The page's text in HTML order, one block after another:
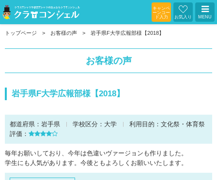
キャンペ
ーンコー
ド入力
お気入り MENU
トップページ お客様の声 岩手県F大学広報部様【2018】
お客様の声
岩手県F大学広報部様【2018】
都道府県： 岩手県 学校区分： 大学 利用目的： 文化祭・体育祭
評価：
毎年お願いしており、今年は色違いヴァージョンも作りました。
学生にも人気があります。今後ともよろしくお願いいたします。